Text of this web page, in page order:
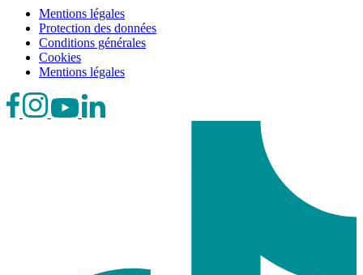
Mentions légales
Protection des données
Conditions générales
Cookies
Mentions légales